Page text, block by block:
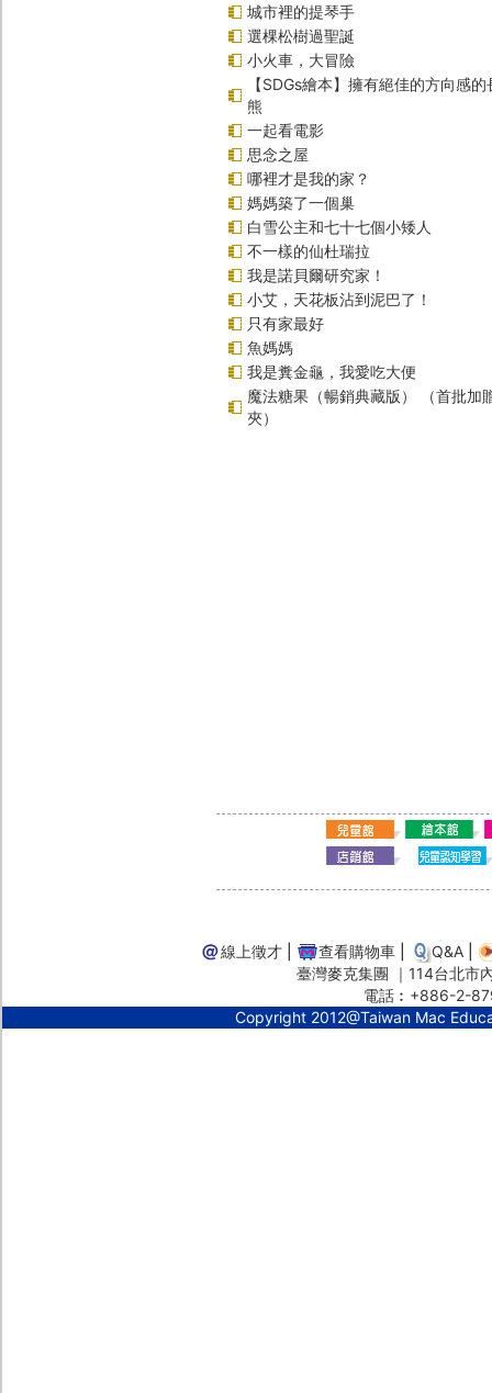
城市裡的提琴手
選棵松樹過聖誕
小火車，大冒險
【SDGs繪本】擁有絕佳的方向感
熊
一起看電影
思念之屋
哪裡才是我的家？
媽媽築了一個巢
白雪公主和七十七個小矮人
不一樣的仙杜瑞拉
我是諾貝爾研究家！
小艾，天花板沾到泥巴了！
只有家最好
魚媽媽
我是糞金龜，我愛吃大便
魔法糖果（暢銷典藏版） （首批加
夾）
線上徵才 查看購物車 Q&A
臺灣麥克集團 ｜114台北
電話︰+886-2-
Copyright 2012@Taiwan Mac